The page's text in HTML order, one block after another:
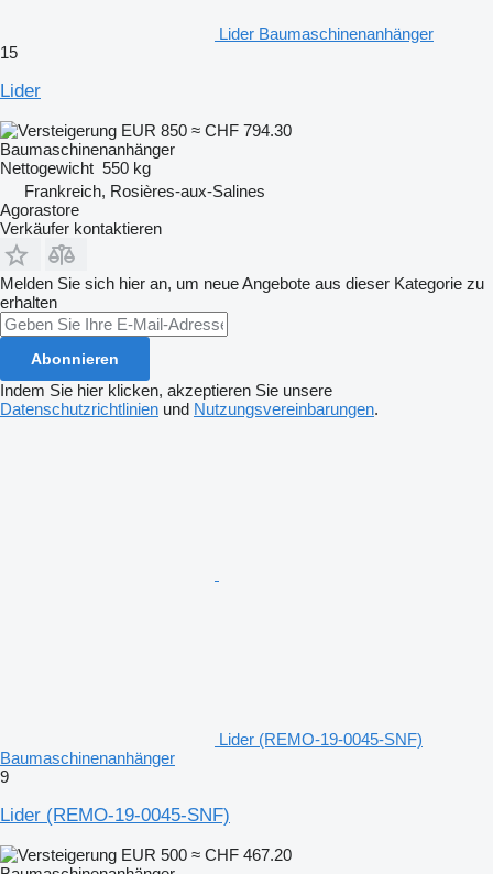
Lider Baumaschinenanhänger
15
Lider
EUR 850 ≈ CHF 794.30
Baumaschinenanhänger
Nettogewicht 550 kg
Frankreich, Rosières-aux-Salines
Agorastore
Verkäufer kontaktieren
Melden Sie sich hier an, um neue Angebote aus dieser Kategorie zu
erhalten
Abonnieren
Indem Sie hier klicken, akzeptieren Sie unsere
Datenschutzrichtlinien und Nutzungsvereinbarungen.
Lider (REMO-19-0045-SNF)
Baumaschinenanhänger
9
Lider (REMO-19-0045-SNF)
EUR 500 ≈ CHF 467.20